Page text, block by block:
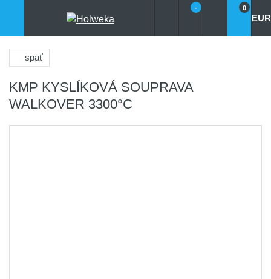
- 0
EUR
späť
KMP KYSLÍKOVÁ SOUPRAVA
WALKOVER 3300°C